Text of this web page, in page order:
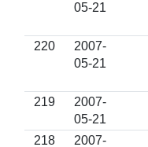
05-21
220
2007-
05-21
219
2007-
05-21
218 2007-